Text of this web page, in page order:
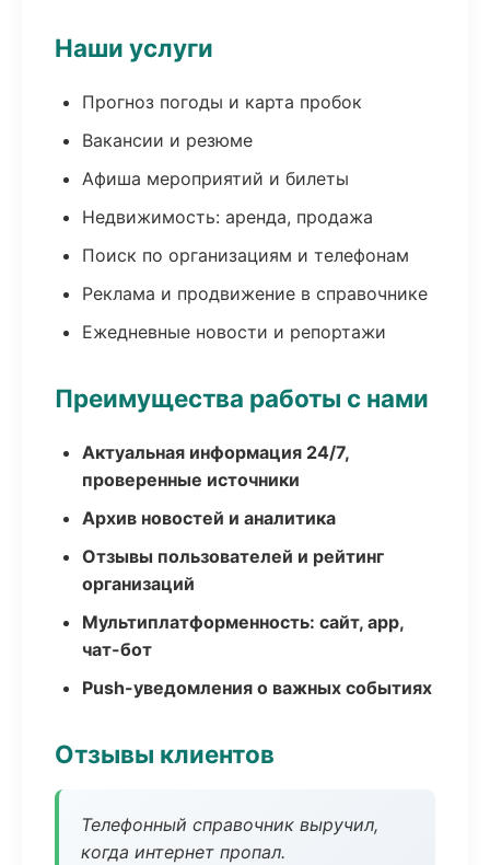
Наши услуги
Прогноз погоды и карта пробок
Вакансии и резюме
Афиша мероприятий и билеты
Недвижимость: аренда, продажа
Поиск по организациям и телефонам
Реклама и продвижение в справочнике
Ежедневные новости и репортажи
Преимущества работы с нами
Актуальная информация 24/7,
проверенные источники
Архив новостей и аналитика
Отзывы пользователей и рейтинг
организаций
Мультиплатформенность: сайт, app,
чат-бот
Push-уведомления о важных событиях
Отзывы клиентов
Телефонный справочник выручил,
когда интернет пропал.